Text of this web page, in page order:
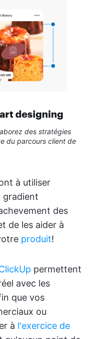
des stratégies
du parcours client de
à utiliser
gradient
des
de les aider à
produit!
permettent
avec les
que vos
ou
à l'exercice de